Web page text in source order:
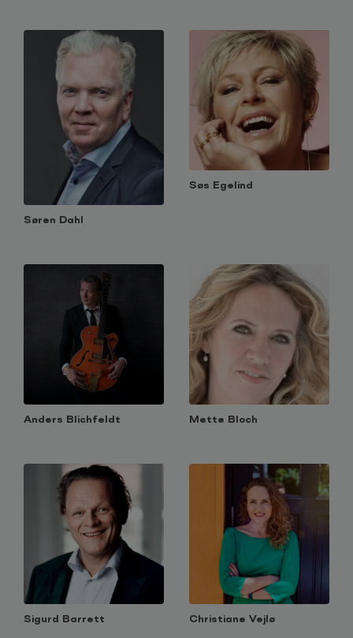
Søren Dahl
Søs Egelind
Anders Blichfeldt Mette Bloch
Sigurd Barrett Christiane Vejlø